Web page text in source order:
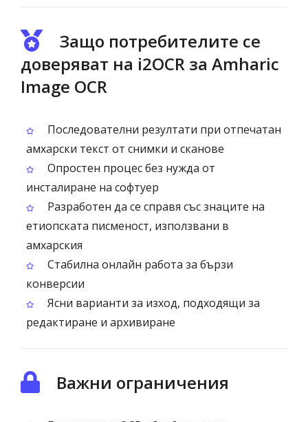
Защо потребителите се
доверяват на i2OCR за Amharic
Image OCR
Последователни резултати при отпечатан
амхарски текст от снимки и сканове
Опростен процес без нужда от
инсталиране на софтуер
Разработен да се справя със знаците на
етиопската писменост, използвани в
амхарския
Стабилна онлайн работа за бързи
конверсии
Ясни варианти за изход, подходящи за
редактиране и архивиране
Важни ограничения